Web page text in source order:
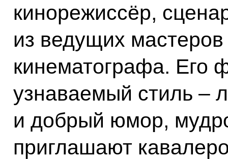
кинорежиссёр,
из ведущих мастеров
кинематографа. Его
узнаваемый стиль –
и добрый юмор,
приглашают